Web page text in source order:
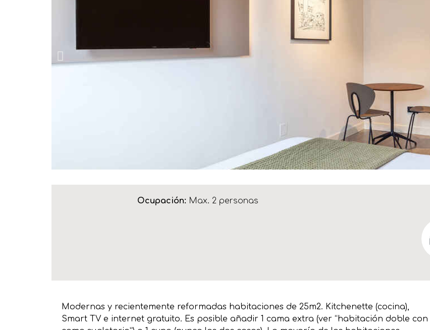
Ocupación: Max. 2 personas
Modernas y recientemente reformadas habitaciones de 25m2. Kitchenette (cocina),
Smart TV e internet gratuito. Es posible añadir 1 cama extra (ver “habitación doble con